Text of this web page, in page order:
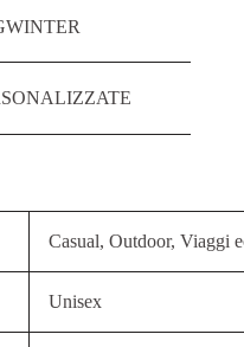
Casual, Outdoor, Viaggi
Unisex